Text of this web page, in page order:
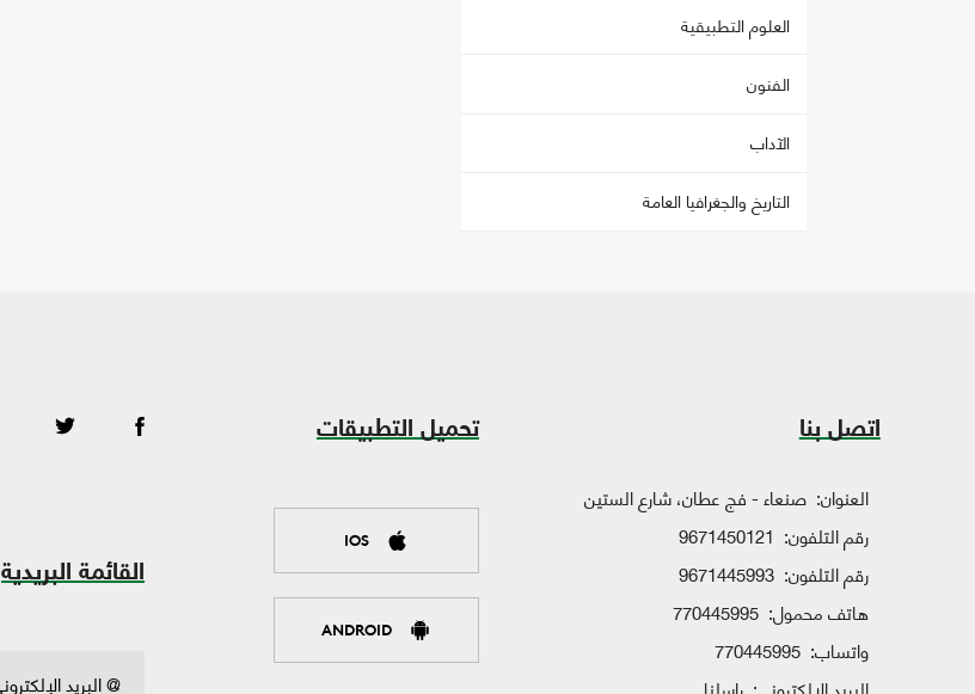
العلوم التطبيقية
الفنون
الآداب
التاريخ والجغرافيا العامة
اتصل بنا
العنوان: صنعاء - فج عطان، شارع الستين
رقم التلفون: 9671450121
رقم التلفون: 9671445993
هاتف محمول: 770445995
واتساب: 770445995
تحميل التطبيقات
IOS
ANDROID
القائمة البريدية